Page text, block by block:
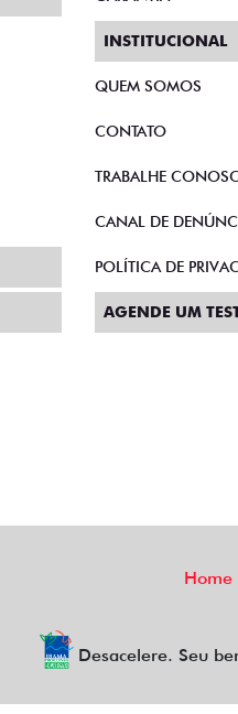
INSTITUCIONAL
QUEM SOMOS
CONTATO
TRABALHE
CANAL DE
POLÍTICA DE
AGENDE UM
Home
Desacelere. Seu